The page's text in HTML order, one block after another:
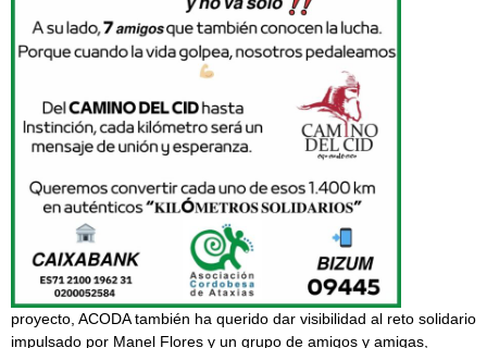
proyecto, ACODA también ha querido dar visibilidad al reto solidario
impulsado por Manel Flores y un grupo de amigos y amigas,